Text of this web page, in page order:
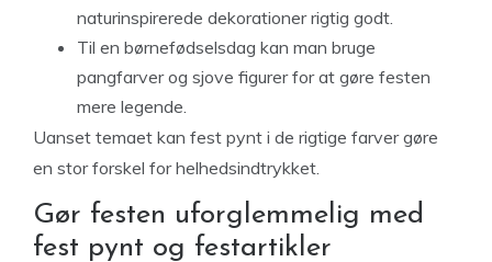
naturinspirerede dekorationer rigtig godt.
Til en børnefødselsdag kan man bruge
pangfarver og sjove figurer for at gøre festen
mere legende.
Uanset temaet kan fest pynt i de rigtige farver gøre
en stor forskel for helhedsindtrykket.
Gør festen uforglemmelig med
fest pynt og festartikler